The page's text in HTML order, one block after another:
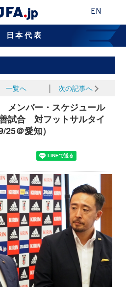
EN
日本代表
一覧へ 次の記事へ
メンバー・スケジュール
試合 対フットサルタイ
＠愛知）